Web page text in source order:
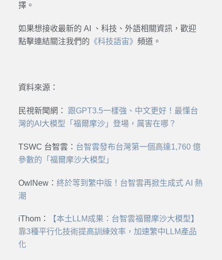
擇。
如果想接收最新的 AI
、科技、外語相關資訊，歡迎
點擊連結關注我們的 《科技語宙》 頻道。
資料來源：
民視新聞網 ： 跟GPT3.5一樣強、中文更好！最懂台
灣的AI大模型「福爾摩沙」登場，厲害在哪？
TSWC 台智雲： 台智雲發布台灣第一個高達1,760 億
參數的「福爾摩沙大模型」
OwlNew： 終於等到繁中版！台智雲再掀生成式 AI 熱
潮
iThom：
【本土LLM成果：台智雲福爾摩沙大模型】
靠3種平行化技術提高訓練效率，加速繁中LLM產品
化